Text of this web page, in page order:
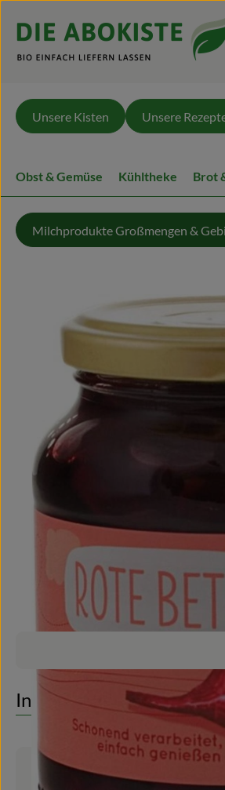
Unsere Kisten Unsere
Obst & Gemüse Kühltheke Brot
Milchprodukte Großmengen &
Entdecke passende
Info
Produktinformationen